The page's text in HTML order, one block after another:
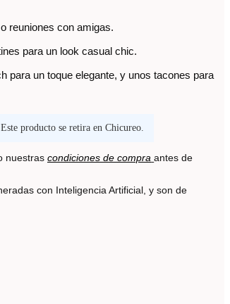
reuniones con amigas.
para un look casual chic.
para un toque elegante, y unos tacones para
Este producto se retira en Chicureo.
nuestrascondiciones de compra antes de
con Inteligencia Artificial, y son de